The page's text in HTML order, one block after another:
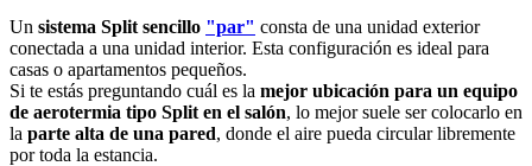
Un sistema Split sencillo "par" consta de una unidad exterior
conectada a una unidad interior. Esta configuración es ideal para
casas o apartamentos pequeños.
Si te estás preguntando cuál es la mejor ubicación para un equipo
de aerotermia tipo Split en el salón, lo mejor suele ser colocarlo en
la parte alta de una pared, donde el aire pueda circular libremente
por toda la estancia.